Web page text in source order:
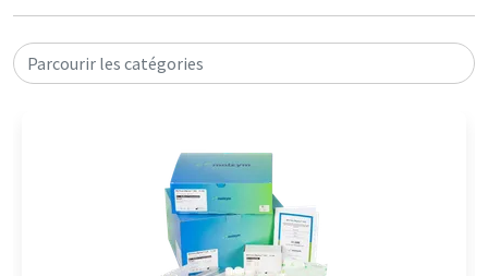
Parcourir les catégories